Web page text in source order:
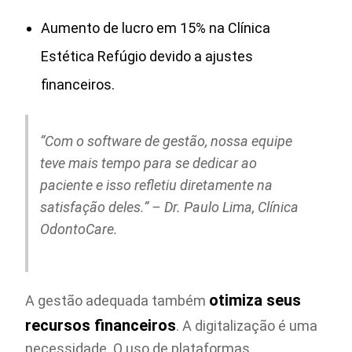
Aumento de lucro em 15% na Clínica
Estética Refúgio devido a ajustes
financeiros.
“Com o software de gestão, nossa equipe
teve mais tempo para se dedicar ao
paciente e isso refletiu diretamente na
satisfação deles.” – Dr. Paulo Lima, Clínica
OdontoCare.
A gestão adequada também otimiza seus
recursos financeiros. A digitalização é uma